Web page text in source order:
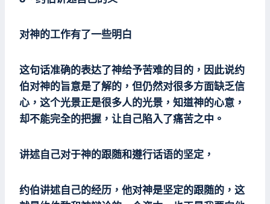
对神的工作有了一些明白
这句话准确的表达了神给予苦难的目的，因此说约
伯对神的旨意是了解的，但仍然对很多方面缺乏信
心，这个光景正是很多人的光景，知道神的心意，
却不能完全的把握，让自己陷入了痛苦之中。
讲述自己对于神的跟随和遵行话语的坚定，
约伯讲述自己的经历，他对神是坚定的跟随的，这